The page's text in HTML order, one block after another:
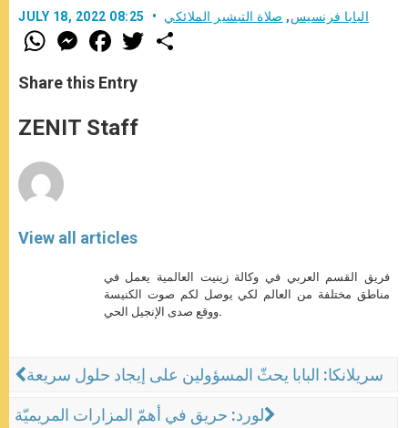
JULY 18, 2022 08:25 البابا فرنسيس, صلاة التبشير الملائكي
W
h
t
s
p
p
M
e
s
e
g
e
F
a
e
b
o
k
w
Share this Entry
ZENIT Staff
View all articles
فريق القسم العربي في وكالة زينيت العالمية يعمل في
مناطق مختلفة من العالم لكي يوصل لكم صوت الكنيسة
ووقع صدى الإنجيل الحي.
سريلانكا: البابا يحثّ المسؤولين على إيجاد حلول سريعة
لورد: حريق في أهمّ المزارات المريميّة